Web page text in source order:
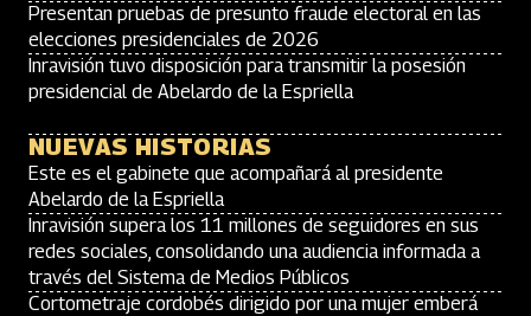
Presentan pruebas de presunto fraude electoral en las
elecciones presidenciales de 2026
Inravisión tuvo disposición para transmitir la posesión
presidencial de Abelardo de la Espriella
NUEVAS HISTORIAS
Este es el gabinete que acompañará al presidente
Abelardo de la Espriella
Inravisión supera los 11 millones de seguidores en sus
redes sociales, consolidando una audiencia informada a
través del Sistema de Medios Públicos
Cortometraje cordobés dirigido por una mujer emberá